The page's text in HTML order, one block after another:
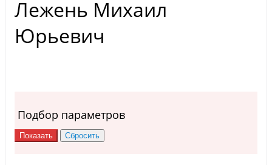
Лежень Михаил
Юрьевич
Подбор параметров